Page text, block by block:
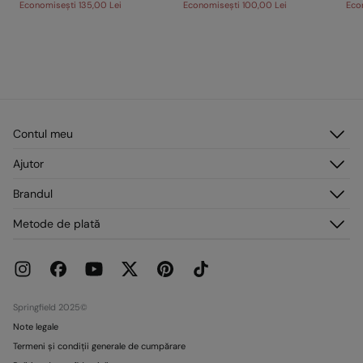
Economisești 135,00 Lei Economisești 100,00 Lei
Contul meu
Înregistrare
Adresele mele
Ajutor
Livrare
Promoții curente
Brandul
Magazine
Metode de plată
Springfield 2025©
Note legale
Termeni și condiții generale de cumpărare